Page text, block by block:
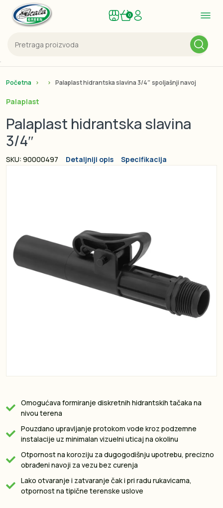
0
Početna Palaplast hidrantska slavina 3/4″ spoljašnji navoj
Palaplast
Palaplast hidrantska slavina
3/4″
SKU: 90000497 Detaljniji opis Specifikacija
Omogućava formiranje diskretnih hidrantskih tačaka na
nivou terena
Pouzdano upravljanje protokom vode kroz podzemne
instalacije uz minimalan vizuelni uticaj na okolinu
Otpornost na koroziju za dugogodišnju upotrebu, precizno
obrađeni navoji za vezu bez curenja
Lako otvaranje i zatvaranje čak i pri radu rukavicama,
otpornost na tipične terenske uslove